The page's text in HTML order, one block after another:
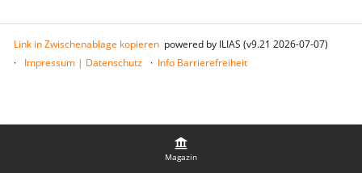
Magazin
Link in Zwischenablage kopieren powered by ILIAS (v9.21 2026-07-07)
Impressum | Datenschutz
Info Barrierefreiheit